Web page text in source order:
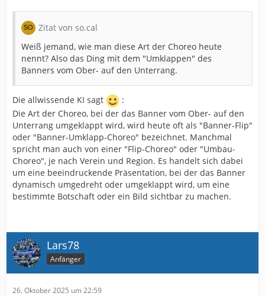
Zitat von so.cal
Weiß jemand, wie man diese Art der Choreo heute
nennt? Also das Ding mit dem "Umklappen" des
Banners vom Ober- auf den Unterrang.
Die allwissende KI sagt
:
Die Art der Choreo, bei der das Banner vom Ober- auf den
Unterrang umgeklappt wird, wird heute oft als "Banner-Flip"
oder "Banner-Umklapp-Choreo" bezeichnet. Manchmal
spricht man auch von einer "Flip-Choreo" oder "Umbau-
Choreo", je nach Verein und Region. Es handelt sich dabei
um eine beeindruckende Präsentation, bei der das Banner
dynamisch umgedreht oder umgeklappt wird, um eine
bestimmte Botschaft oder ein Bild sichtbar zu machen.
Lars78
Anfänger
26. Oktober 2025 um 22:59